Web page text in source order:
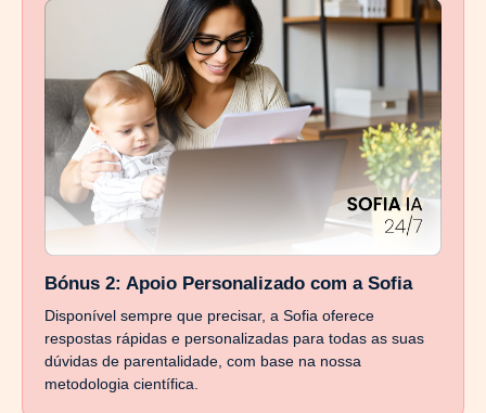
Bónus 2: Apoio Personalizado com a Sofia
Disponível sempre que precisar, a Sofia oferece
respostas rápidas e personalizadas para todas as suas
dúvidas de parentalidade, com base na nossa
metodologia científica.